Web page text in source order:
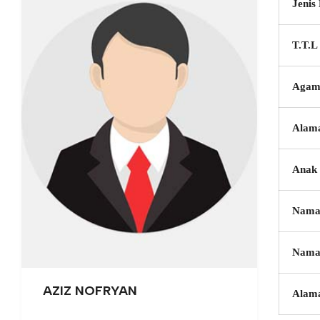
AZIZ NOFRYAN
Jenis
T.T.L
Anak